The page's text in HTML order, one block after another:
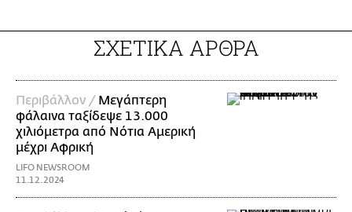
ΣΧΕΤΙΚΑ ΑΡΘΡΑ
Περιβάλλον / Μεγάπτερη
φάλαινα ταξίδεψε 13.000
χιλιόμετρα από Νότια Αμερική
μέχρι Αφρική
LIFO NEWSROOM
11.12.2024